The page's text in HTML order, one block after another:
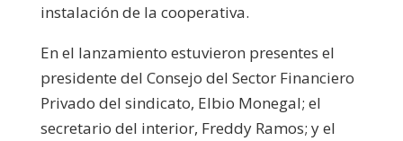
instalación de la cooperativa.
En el lanzamiento estuvieron presentes el
presidente del Consejo del Sector Financiero
Privado del sindicato, Elbio Monegal; el
secretario del interior, Freddy Ramos; y el